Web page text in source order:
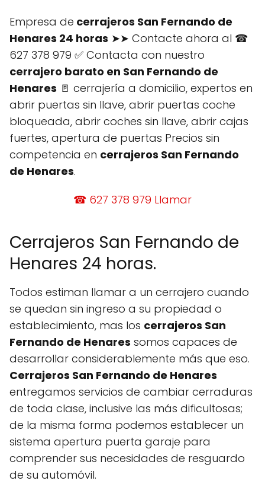
Empresa de cerrajeros San Fernando de
Henares 24 horas ➤➤ Contacte ahora al ☎
627 378 979 ✅ Contacta con nuestro
cerrajero barato en San Fernando de
Henares 🚪 cerrajería a domicilio, expertos en
abrir puertas sin llave, abrir puertas coche
bloqueada, abrir coches sin llave, abrir cajas
fuertes, apertura de puertas Precios sin
competencia en cerrajeros San Fernando
de Henares.
☎ 627 378 979 Llamar
Cerrajeros San Fernando de
Henares 24 horas.
Todos estiman llamar a un cerrajero cuando
se quedan sin ingreso a su propiedad o
establecimiento, mas los cerrajeros San
Fernando de Henares somos capaces de
desarrollar considerablemente más que eso.
Cerrajeros San Fernando de Henares
entregamos servicios de cambiar cerraduras
de toda clase, inclusive las más dificultosas;
de la misma forma podemos establecer un
sistema apertura puerta garaje para
comprender sus necesidades de resguardo
de su automóvil.